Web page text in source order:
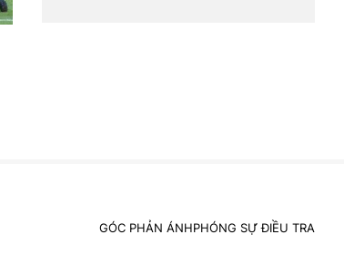
GÓC PHẢN ÁNHPHÓNG SỰ ĐIỀU TRA